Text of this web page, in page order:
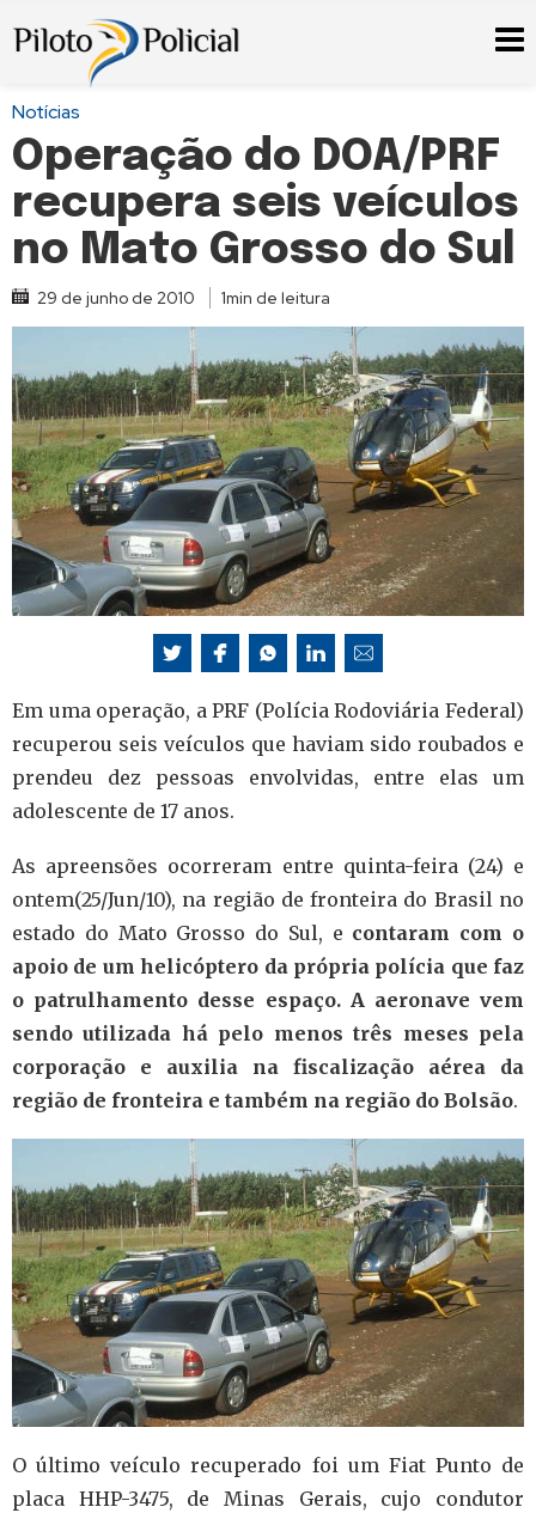
Notícias
Operação do DOA/PRF
recupera seis veículos
no Mato Grosso do Sul
29 de junho de 2010 1min de leitura
Em uma operação, a PRF (Polícia Rodoviária Federal)
recuperou seis veículos que haviam sido roubados e
prendeu dez pessoas envolvidas, entre elas um
adolescente de 17 anos.
As apreensões ocorreram entre quinta-feira (24) e
ontem(25/Jun/10), na região de fronteira do Brasil no
estado do Mato Grosso do Sul, e contaram com o
apoio de um helicóptero da própria polícia que faz
o patrulhamento desse espaço. A aeronave vem
sendo utilizada há pelo menos três meses pela
corporação e auxilia na fiscalização aérea da
região de fronteira e também na região do Bolsão.
O último veículo recuperado foi um Fiat Punto de
placa HHP-3475, de Minas Gerais, cujo condutor